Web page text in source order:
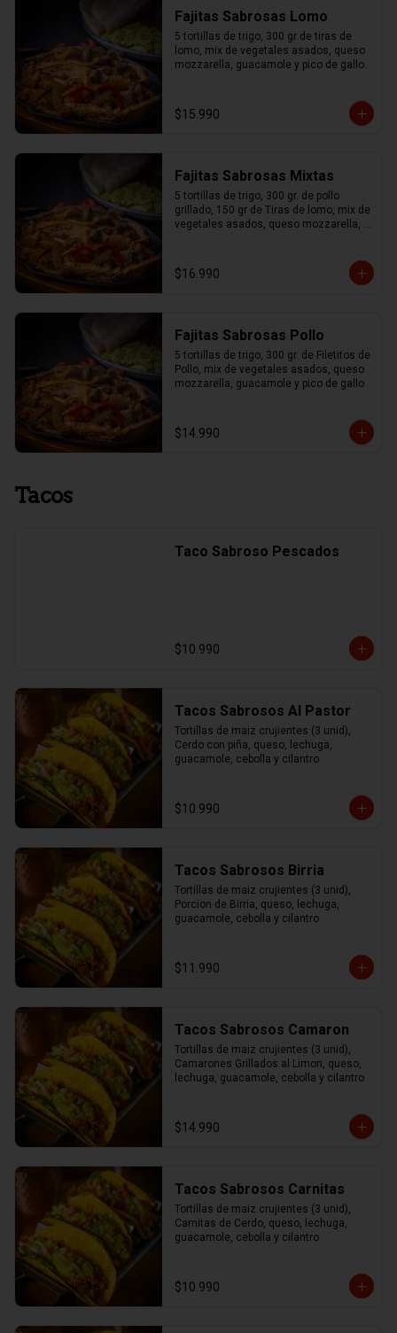
Fajitas Sabrosas Lomo
5 tortillas de trigo, 300 gr de tiras de
lomo, mix de vegetales asados, queso
mozzarella, guacamole y pico de gallo.
$15.990
Fajitas Sabrosas Mixtas
5 tortillas de trigo, 300 gr. de pollo
grillado, 150 gr de Tiras de lomo, mix de
vegetales asados, queso mozzarella,
$16.990
Fajitas Sabrosas Pollo
5 tortillas de trigo, 300 gr. de Filetitos de
Pollo, mix de vegetales asados, queso
mozzarella, guacamole y pico de gallo
$14.990
Tacos
Taco Sabroso Pescados
$10.990
Tacos Sabrosos Al Pastor
Tortillas de maiz crujientes (3 unid),
Cerdo con piña, queso, lechuga,
guacamole, cebolla y cilantro
$10.990
Tacos Sabrosos Birria
Tortillas de maiz crujientes (3 unid),
Porcion de Birria, queso, lechuga,
guacamole, cebolla y cilantro
$11.990
Tacos Sabrosos Camaron
Tortillas de maiz crujientes (3 unid),
Camarones Grillados al Limon, queso,
lechuga, guacamole, cebolla y cilantro
$14.990
Tacos Sabrosos Carnitas
Tortillas de maiz crujientes (3 unid),
Carnitas de Cerdo, queso, lechuga,
guacamole, cebolla y cilantro
$10.990